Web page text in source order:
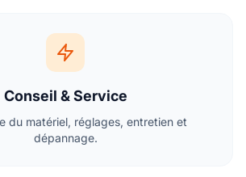
Conseil & Service
du matériel, réglages, entretien et
dépannage.